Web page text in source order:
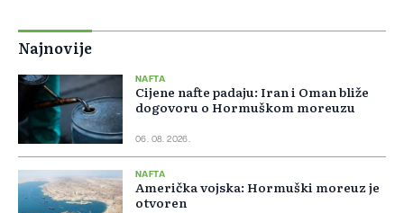
Najnovije
NAFTA
Cijene nafte padaju: Iran i Oman bliže
dogovoru o Hormuškom moreuzu
06. 08. 2026.
NAFTA
Američka vojska: Hormuški moreuz je
otvoren